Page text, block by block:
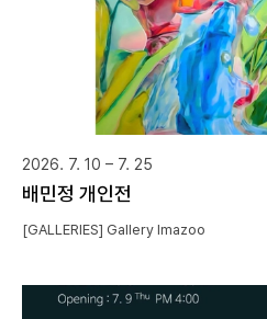
2026. 7. 10 – 7. 25
배민정 개인전
[GALLERIES] Gallery Imazoo